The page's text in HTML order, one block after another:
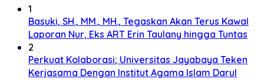
1
Basuki, SH., MM., MH., Tegaskan Akan Terus Kawal
Laporan Nur, Eks ART Erin Taulany hingga Tuntas
2
Perkuat Kolaborasi; Universitas Jayabaya Teken
Kerjasama Dengan Institut Agama Islam Darul